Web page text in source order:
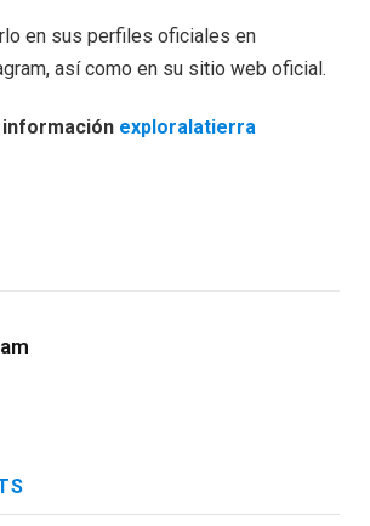
en sus perfiles oficiales en
así como en su sitio web oficial.
información exploralatierra